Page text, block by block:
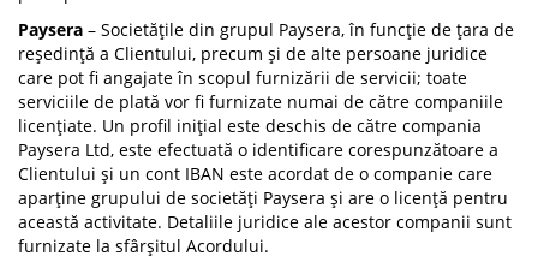
Paysera – Societățile din grupul Paysera, în funcție de țara de
reședință a Clientului, precum și de alte persoane juridice
care pot fi angajate în scopul furnizării de servicii; toate
serviciile de plată vor fi furnizate numai de către companiile
licențiate. Un profil inițial este deschis de către compania
Paysera Ltd, este efectuată o identificare corespunzătoare a
Clientului și un cont IBAN este acordat de o companie care
aparține grupului de societăți Paysera și are o licență pentru
această activitate. Detaliile juridice ale acestor companii sunt
furnizate la sfârșitul Acordului.